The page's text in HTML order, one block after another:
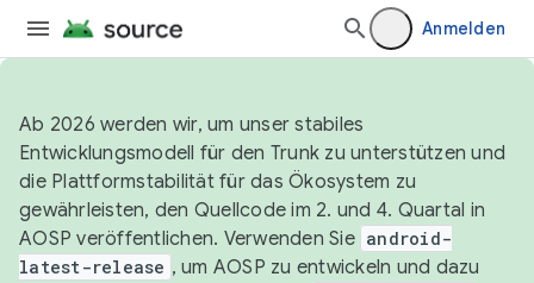
Anmelden
Ab 2026 werden wir, um unser stabiles
Entwicklungsmodell für den Trunk zu unterstützen und
die Plattformstabilität für das Ökosystem zu
gewährleisten, den Quellcode im 2. und 4. Quartal in
AOSP veröffentlichen. Verwenden Sie android-
latest-release , um AOSP zu entwickeln und dazu